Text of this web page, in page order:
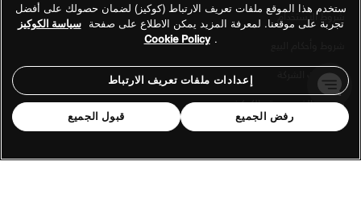
شروط الاستخدام
معلومات الشركة
سياسة الخصوصية والكوكيز
ستخدم هذا الموقع ملفات تعريف الارتباط (كوكيز) لضمان حصولك على أفضل
تجربة على موقعنا. لمعرفة المزيد يمكن الاطلاع على صفحة سياسة الكوكيز
.
Cookie Policy
إعدادات ملفات تعريف الارتباط
رفض الجميع قبول الجميع